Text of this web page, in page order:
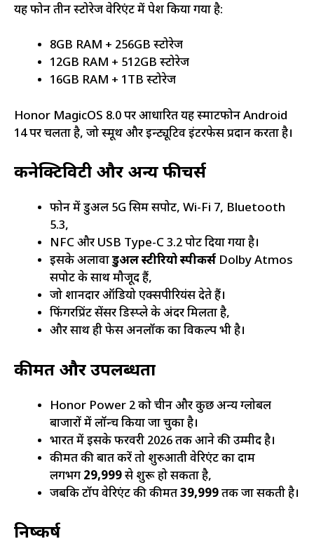
यह फोन तीन स्टोरेज वेरिएंट में पेश किया गया है:
8GB RAM + 256GB स्टोरेज
12GB RAM + 512GB स्टोरेज
16GB RAM + 1TB स्टोरेज
Honor MagicOS 8.0 पर आधारित यह स्मार्टफोन Android
14 पर चलता है, जो स्मूथ और इन्ट्यूटिव इंटरफेस प्रदान करता है।
कनेक्टिविटी और अन्य फीचर्स
फोन में डुअल 5G सिम सपोर्ट, Wi-Fi 7, Bluetooth
5.3,
NFC और USB Type-C 3.2 पोर्ट दिया गया है।
इसके अलावाडुअल स्टीरियो स्पीकर्स Dolby Atmos
सपोर्ट के साथ मौजूद हैं,
जो शानदार ऑडियो एक्सपीरियंस देते हैं।
फिंगरप्रिंट सेंसर डिस्प्ले के अंदर मिलता है,
और साथ ही फेस अनलॉक का विकल्प भी है।
कीमत और उपलब्धता
Honor Power 2 को चीन और कुछ अन्य ग्लोबल
बाजारों में लॉन्च किया जा चुका है।
भारत में इसके फरवरी 2026 तक आने की उम्मीद है।
कीमत की बात करें तो शुरुआती वेरिएंट का दाम
लगभग ₹29,999से शुरू हो सकता है,
जबकि टॉप वेरिएंट की कीमत₹39,999तक जा सकती है।
निष्कर्ष